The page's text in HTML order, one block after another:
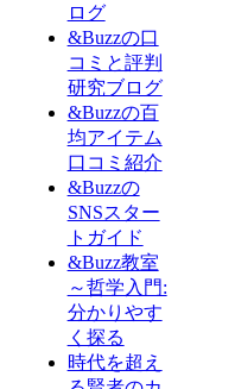
ログ
&Buzzの口
コミと評判
研究ブログ
&Buzzの百
均アイテム
口コミ紹介
&Buzzの
SNSスター
トガイド
&Buzz教室
～哲学入門:
分かりやす
く探る
時代を超え